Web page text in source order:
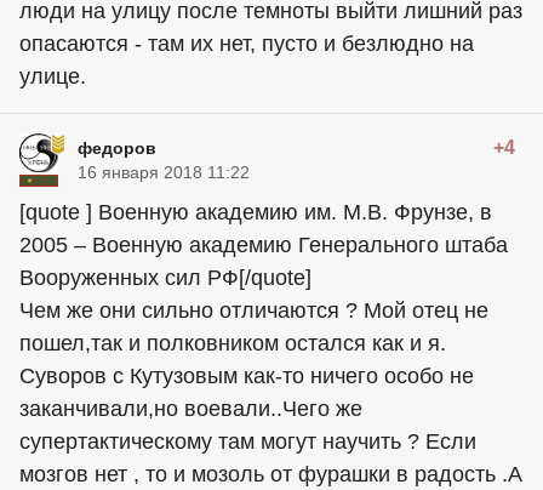
люди на улицу после темноты выйти лишний раз
опасаются - там их нет, пусто и безлюдно на
улице.
федоров +4
16 января 2018 11:22
[quote ] Военную академию им. М.В. Фрунзе, в
2005 – Военную академию Генерального штаба
Вооруженных сил РФ[/quote]
Чем же они сильно отличаются ? Мой отец не
пошел,так и полковником остался как и я.
Суворов с Кутузовым как-то ничего особо не
заканчивали,но воевали..Чего же
супертактическому там могут научить ? Если
мозгов нет , то и мозоль от фурашки в радость .А